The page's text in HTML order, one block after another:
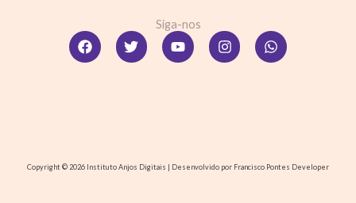
Siga-nos
FacebookTwitterYoutubeInstagramWhatsapp
Copyright © 2026 Instituto Anjos Digitais | Desenvolvido por Francisco Pontes Developer